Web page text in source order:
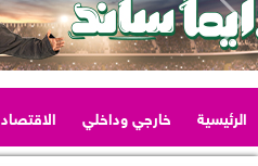
الرئيسية خارجي وداخلي الاقتصاد